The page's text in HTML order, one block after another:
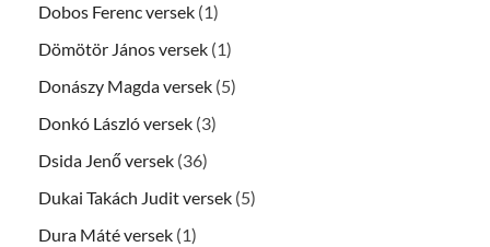
Dobos Ferenc versek (1)
Dömötör János versek (1)
Donászy Magda versek (5)
Donkó László versek (3)
Dsida Jenő versek (36)
Dukai Takách Judit versek (5)
Dura Máté versek (1)